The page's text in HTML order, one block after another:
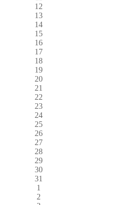
12
13
14
15
16
17
18
19
20
21
22
23
24
25
26
27
28
29
30
31
1
2